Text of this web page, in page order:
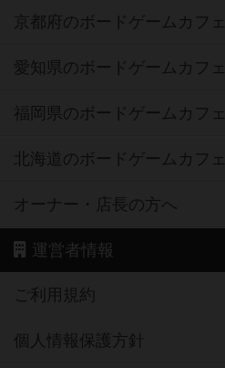
京都府のボードゲームカフェ
愛知県のボードゲームカフェ
福岡県のボードゲームカフェ
北海道のボードゲームカフェ
オーナー・店長の方へ
運営者情報
ご利用規約
個人情報保護方針